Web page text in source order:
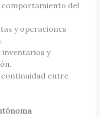
comportamiento del
y operaciones
inventarios y
continuidad entre